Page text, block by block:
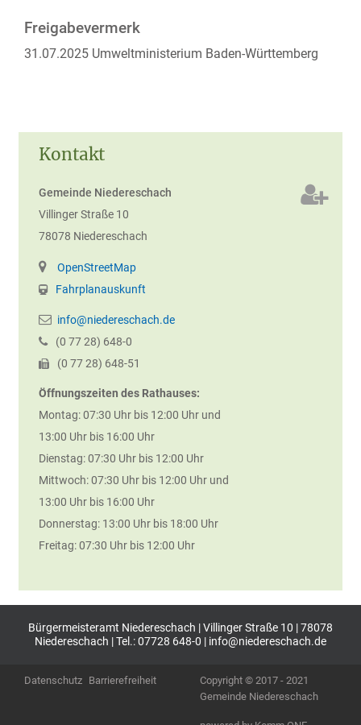
Kontakt
Gemeinde Niedereschach
Villinger Straße 10
78078 Niedereschach
OpenStreetMap
Fahrplanauskunft
info@niedereschach.de
(0 7728) 648-0
(0 7728) 648-51
Öffnungszeiten des Rathauses:
Montag: 07:30 Uhr bis 12:00 Uhr und
13:00 Uhr bis 16:00 Uhr
Dienstag: 07:30 Uhr bis 12:00 Uhr
Mittwoch: 07:30 Uhr bis 12:00 Uhr und
13:00 Uhr bis 16:00 Uhr
Donnerstag: 13:00 Uhr bis 18:00 Uhr
Freitag: 07:30 Uhr bis 12:00 Uhr
Freigabevermerk
31.07.2025 Umweltministerium Baden-Württemberg
Bürgermeisteramt Niedereschach | Villinger Straße 10 | 78078
Niedereschach | Tel.: 07728 648-0 | info@niedereschach.de
Datenschutz Barrierefreiheit
Copyright © 2017 - 2021
Gemeinde Niedereschach